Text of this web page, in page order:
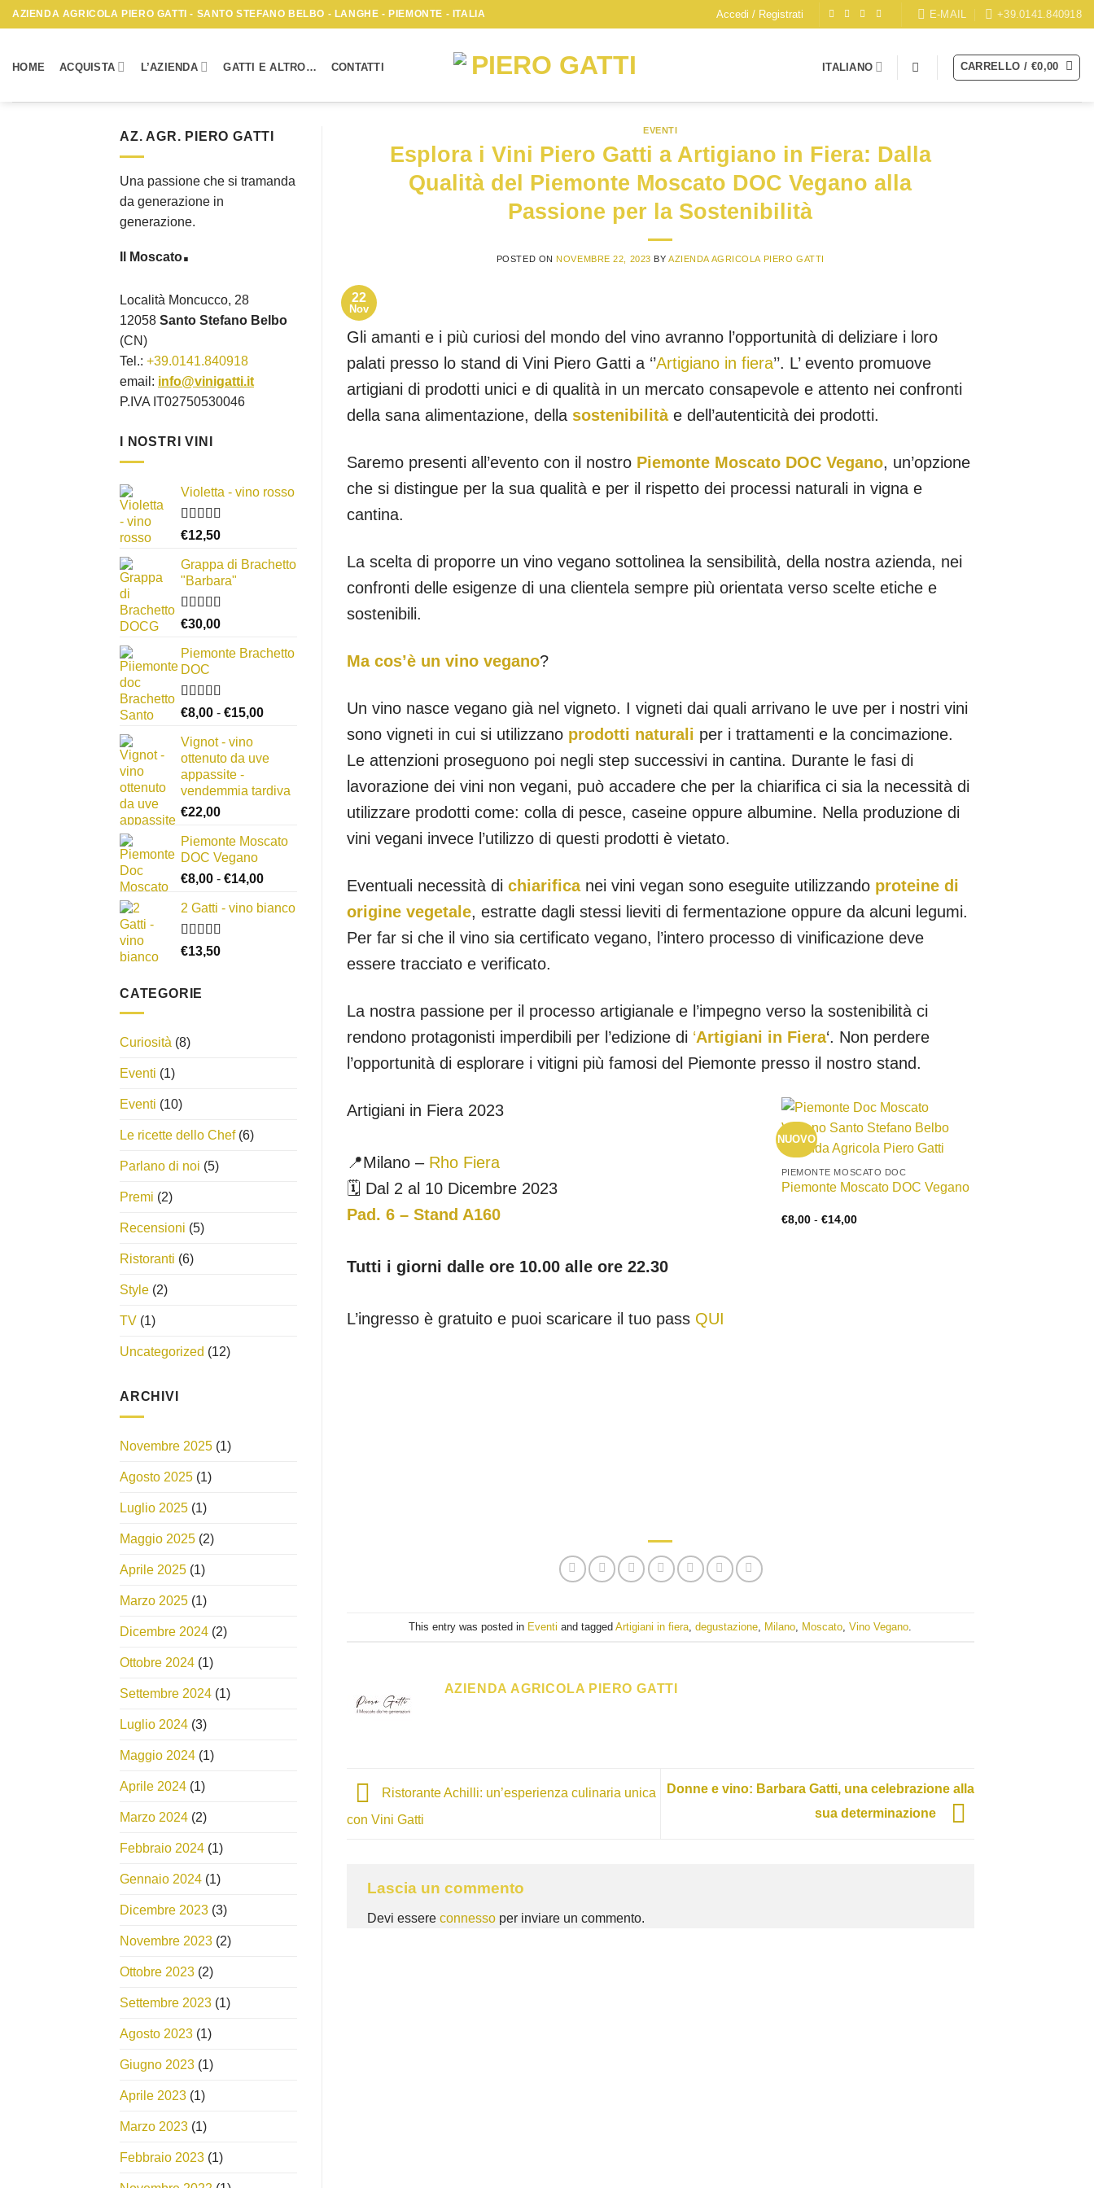
Skip
to
AZIENDA AGRICOLA PIERO GATTI - SANTO STEFANO BELBO - LANGHE - PIEMONTE - ITALIA Accedi / Registrati E-MAIL +39.0141.840918
HOME ACQUISTA L’AZIENDA GATTI E ALTRO… CONTATTI ITALIANO CARRELLO / €0,00
AZ. AGR. PIERO GATTI
Una passione che si tramanda
da generazione in
generazione.
Il Moscato.
Località Moncucco, 28
12058 Santo Stefano Belbo
(CN)
Tel.: +39.0141.840918
email: info@vinigatti.it
P.IVA IT02750530046
I NOSTRI VINI
Violetta - vino rosso
Valutato
su
5
€12,50
Grappa di Brachetto
"Barbara"
Valutato
su 5
€30,00
Piemonte Brachetto
DOC
Valutato
4.33
€8,00 - €15,00Fascia
da
a
Vignot - vino
ottenuto da uve
appassite -
vendemmia tardiva
€22,00
Piemonte Moscato
DOC Vegano
€8,00 - €14,00Fascia
prezzo:
2 Gatti - vino bianco
Valutato
su
€13,50
CATEGORIE
Curiosità (8)
Eventi (1)
Eventi (10)
Le ricette dello Chef(6)
Parlano di noi (5)
Premi (2)
Recensioni (5)
Ristoranti (6)
Style (2)
TV (1)
Uncategorized (12)
ARCHIVI
Novembre 2025 (1)
Agosto 2025 (1)
Luglio 2025 (1)
Maggio 2025 (2)
Aprile 2025 (1)
Marzo 2025 (1)
Dicembre 2024 (2)
Ottobre 2024 (1)
Settembre 2024 (1)
Luglio 2024 (3)
Maggio 2024 (1)
Aprile 2024 (1)
Marzo 2024 (2)
Febbraio 2024 (1)
Gennaio 2024 (1)
Dicembre 2023 (3)
Novembre 2023 (2)
Ottobre 2023 (2)
Settembre 2023 (1)
Agosto 2023 (1)
Giugno 2023 (1)
Aprile 2023 (1)
Marzo 2023 (1)
Febbraio 2023 (1)
EVENTI
Esplora i Vini Piero Gatti a Artigiano in Fiera: Dalla
Qualità del Piemonte Moscato DOC Vegano alla
Passione per la Sostenibilità
POSTED ON NOVEMBRE 22, 2023 BYAZIENDA AGRICOLA PIERO GATTI
22
Nov
Gli amanti e i più curiosi del mondo del vino avranno l’opportunità di deliziare i loro
palati presso lo stand di Vini Piero Gatti a ‘’Artigiano in fiera’’. L’ evento promuove
artigiani di prodotti unici e di qualità in un mercato consapevole e attento nei confronti
della sana alimentazione, della sostenibilitàe dell’autenticità dei prodotti.
Saremo presenti all’evento con il nostro Piemonte Moscato DOC Vegano, un’opzione
che si distingue per la sua qualità e per il rispetto dei processi naturali in vigna e
cantina.
La scelta di proporre un vino vegano sottolinea la sensibilità, della nostra azienda, nei
confronti delle esigenze di una clientela sempre più orientata verso scelte etiche e
sostenibili.
Ma cos’è un vino vegano?
Un vino nasce vegano già nel vigneto. I vigneti dai quali arrivano le uve per i nostri vini
sono vigneti in cui si utilizzano prodotti naturali per i trattamenti e la concimazione.
Le attenzioni proseguono poi negli step successivi in cantina. Durante le fasi di
lavorazione dei vini non vegani, può accadere che per la chiarifica ci sia la necessità di
utilizzare prodotti come: colla di pesce, caseine oppure albumine. Nella produzione di
vini vegani invece l’utilizzo di questi prodotti è vietato.
Eventuali necessità di chiarifica nei vini vegan sono eseguite utilizzando proteine di
origine vegetale, estratte dagli stessi lieviti di fermentazione oppure da alcuni legumi.
Per far si che il vino sia certificato vegano, l’intero processo di vinificazione deve
essere tracciato e verificato.
La nostra passione per il processo artigianale e l’impegno verso la sostenibilità ci
rendono protagonisti imperdibili per l’edizione di ‘Artigiani in Fiera‘. Non perdere
l’opportunità di esplorare i vitigni più famosi del Piemonte presso il nostro stand.
Artigiani in Fiera 2023
📍Milano – Rho Fiera
🗓️ Dal 2 al 10 Dicembre 2023
Pad. 6 – Stand A160
Tutti i giorni dalle ore 10.00 alle ore 22.30
L’ingresso è gratuito e puoi scaricare il tuo pass QUI
NUOVO
+
PIEMONTE MOSCATO DOC
Piemonte Moscato DOC Vegano
€8,00 - €14,00Fascia
This entry was posted in Eventi and taggedArtigiani in fiera ,degustazione Milano Moscato ,Vino Vegano
AZIENDA AGRICOLA PIERO GATTI
Ristorante Achilli: un’esperienza culinaria unica
con Vini Gatti
Donne e vino: Barbara Gatti, una celebrazione alla
sua determinazione
Lascia un commento
Devi essere connessoper inviare un commento.